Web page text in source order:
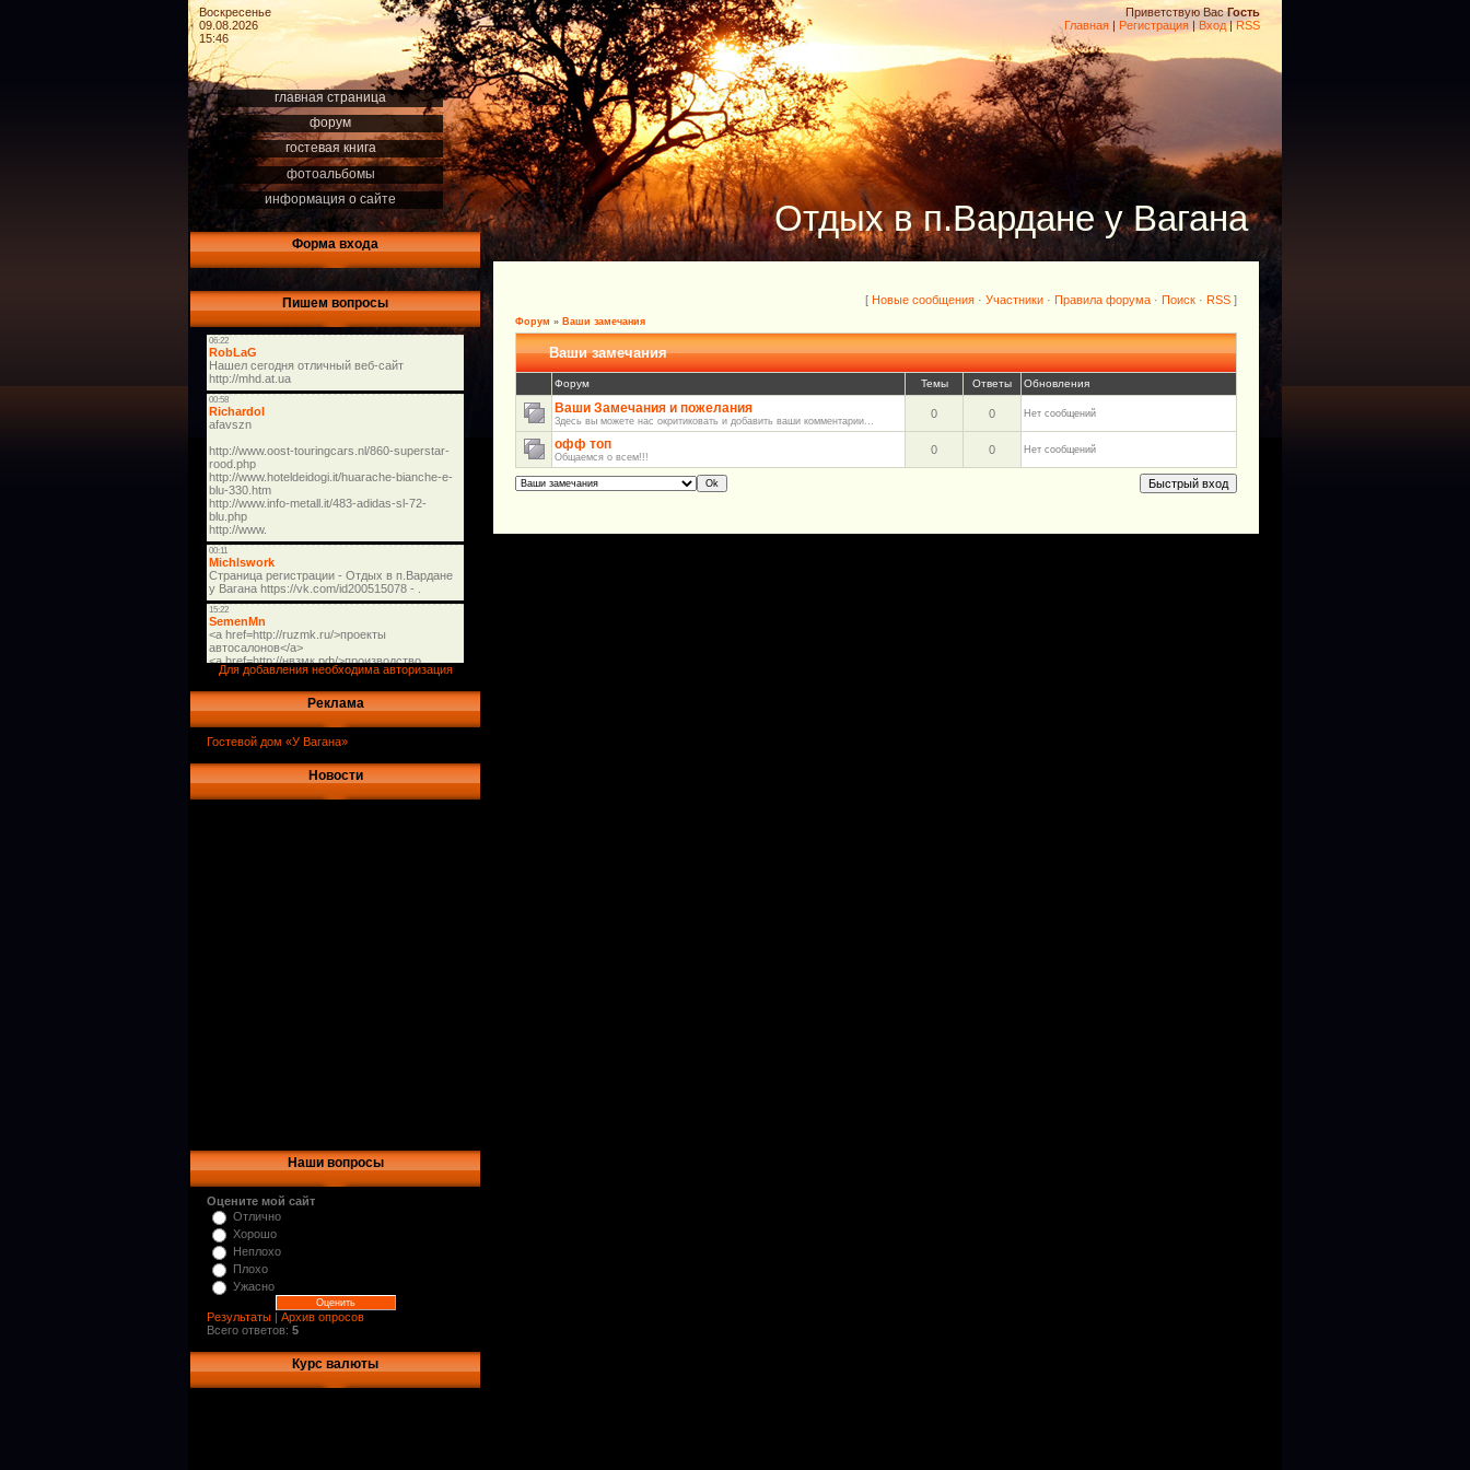
Воскресенье
09.08.2026
15:46
Приветствую Вас Гость
Главная | Регистрация | Вход|RSS
главная страница
форум
гостевая книга
фотоальбомы
информация о сайте
Форма входа
Пишем вопросы
Для добавления необходима авторизация
Реклама
Гостевой дом «У Вагана»
Новости
Наши вопросы
Оцените мой сайт
Отлично
Хорошо
Неплохо
Плохо
Ужасно
Результаты | Архив опросов
Всего ответов: 5
Курс валюты
Отдых в п.Вардане у Вагана
[ Новые сообщения · Участники · Правила форума · Поиск · RSS ]
Форум » Ваши замечания
Ваши замечания
Форум Темы Ответы Обновления
Ваши Замечания и пожелания
Здесь вы можете нас окритиковать и добавить ваши комментарии...
0 0 Нет сообщений
офф топ
Общаемся о всем!!!
0 0 Нет сообщений